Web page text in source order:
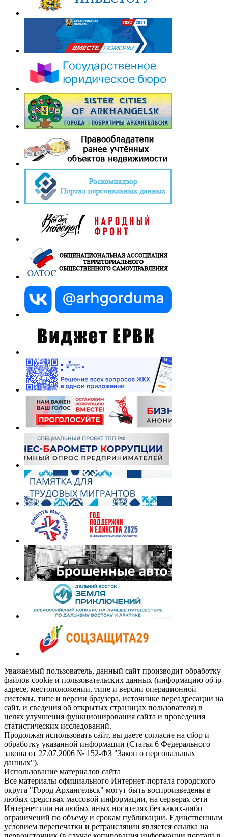
Уважаемый пользователь, данный сайт производит обработку
файлов cookie и пользовательских данных (информацию об ip-
адресе, местоположении, типе и версии операционной
системы, типе и версии браузера, источнике переадресации на
сайт, и сведения об открытых страницах пользователя) в
целях улучшения функционирования сайта и проведения
статистических исследований.
Продолжая использовать сайт, вы даете согласие на сбор и
обработку указанной информации (Статья 6 Федерального
закона от 27.07.2006 № 152-ФЗ "Закон о персональных
данных").
Использование материалов сайта
Все материалы официального Интернет-портала городского
округа "Город Архангельск" могут быть воспроизведены в
любых средствах массовой информации, на серверах сети
Интернет или на любых иных носителях без каких-либо
ограничений по объему и срокам публикации. Единственным
условием перепечатки и ретрансляции является ссылка на